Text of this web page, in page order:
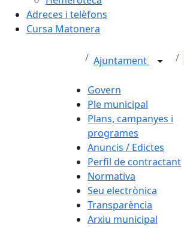
Adreces i telèfons
Cursa Matonera
Ajuntament
Govern
Ple municipal
Plans, campanyes i
programes
Anuncis / Edictes
Perfil de contractant
Normativa
Seu electrònica
Transparència
Arxiu municipal